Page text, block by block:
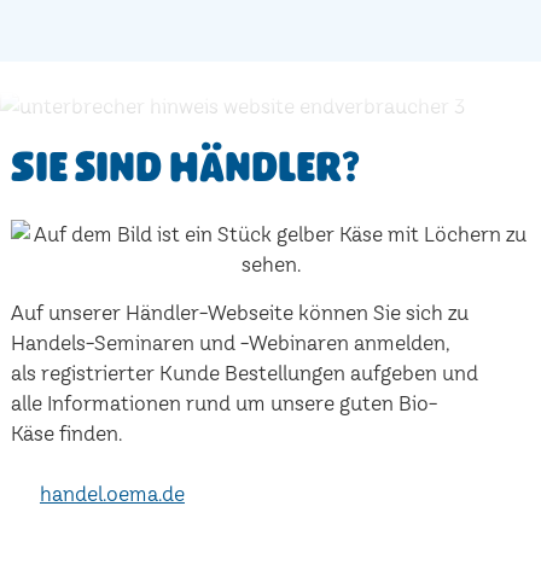
Sie sind Händler?
Auf unserer Händler-Webseite können Sie sich zu
Handels-Seminaren und -Webinaren anmelden,
als registrierter Kunde Bestellungen aufgeben und
alle Informationen rund um unsere guten Bio-
Käse finden.
handel.oema.de